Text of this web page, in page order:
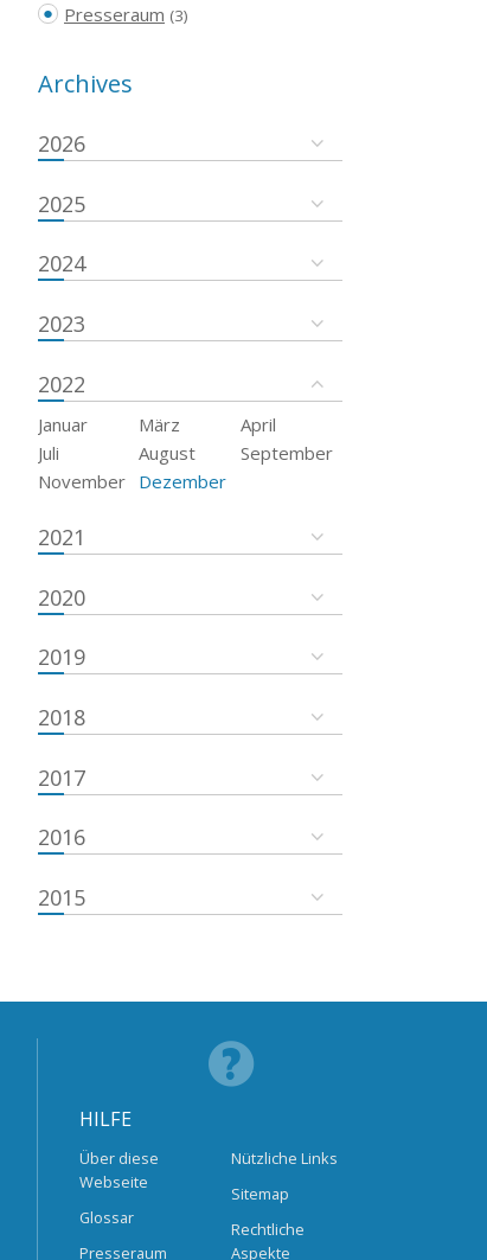
Presseraum (3)
Archives
2026
2025
2024
2023
2022
Januar März
April
Juli
August
September
November
Dezember
2021
2020
2019
2018
2017
2016
2015
HILFE
Über diese
Webseite
Glossar
Presseraum
Nützliche Links
Sitemap
Rechtliche
Aspekte